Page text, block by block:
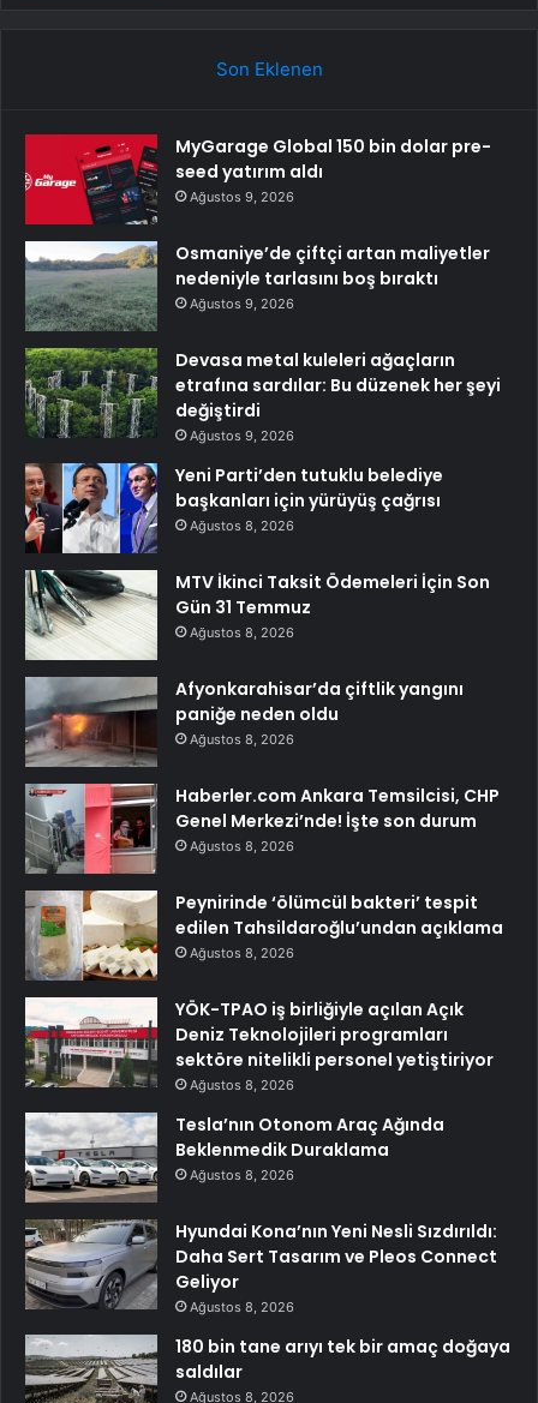
Son Eklenen
MyGarage Global 150 bin dolar pre-
seed yatırım aldı
Ağustos 9, 2026
Osmaniye’de çiftçi artan maliyetler
nedeniyle tarlasını boş bıraktı
Ağustos 9, 2026
Devasa metal kuleleri ağaçların
etrafına sardılar: Bu düzenek her şeyi
değiştirdi
Ağustos 9, 2026
Yeni Parti’den tutuklu belediye
başkanları için yürüyüş çağrısı
Ağustos 8, 2026
MTV İkinci Taksit Ödemeleri İçin Son
Gün 31 Temmuz
Ağustos 8, 2026
Afyonkarahisar’da çiftlik yangını
paniğe neden oldu
Ağustos 8, 2026
Haberler.com Ankara Temsilcisi, CHP
Genel Merkezi’nde! İşte son durum
Ağustos 8, 2026
Peynirinde ‘ölümcül bakteri’ tespit
edilen Tahsildaroğlu’undan açıklama
Ağustos 8, 2026
YÖK-TPAO iş birliğiyle açılan Açık
Deniz Teknolojileri programları
sektöre nitelikli personel yetiştiriyor
Ağustos 8, 2026
Tesla’nın Otonom Araç Ağında
Beklenmedik Duraklama
Ağustos 8, 2026
Hyundai Kona’nın Yeni Nesli Sızdırıldı:
Daha Sert Tasarım ve Pleos Connect
Geliyor
Ağustos 8, 2026
180 bin tane arıyı tek bir amaç doğaya
saldılar
Ağustos 8, 2026